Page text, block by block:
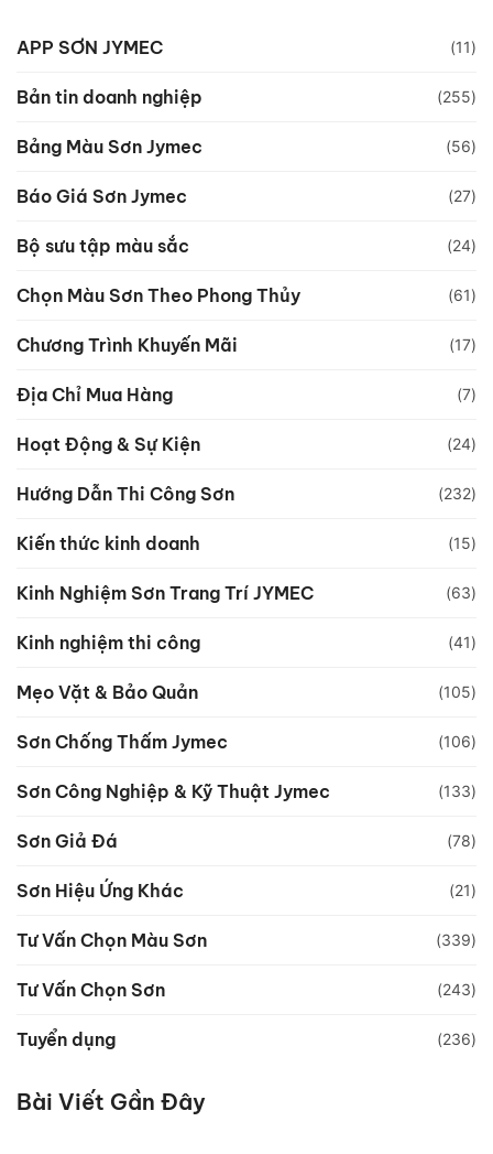
APP SƠN JYMEC (11)
Bản tin doanh nghiệp (255)
Bảng Màu Sơn Jymec (56)
Báo Giá Sơn Jymec (27)
Bộ sưu tập màu sắc (24)
Chọn Màu Sơn Theo Phong Thủy (61)
Chương Trình Khuyến Mãi (17)
Địa Chỉ Mua Hàng (7)
Hoạt Động & Sự Kiện (24)
Hướng Dẫn Thi Công Sơn (232)
Kiến thức kinh doanh (15)
Kinh Nghiệm Sơn Trang Trí JYMEC (63)
Kinh nghiệm thi công (41)
Mẹo Vặt & Bảo Quản (105)
Sơn Chống Thấm Jymec (106)
Sơn Công Nghiệp & Kỹ Thuật Jymec (133)
Sơn Giả Đá (78)
Sơn Hiệu Ứng Khác (21)
Tư Vấn Chọn Màu Sơn (339)
Tư Vấn Chọn Sơn (243)
Tuyển dụng (236)
Bài Viết Gần Đây